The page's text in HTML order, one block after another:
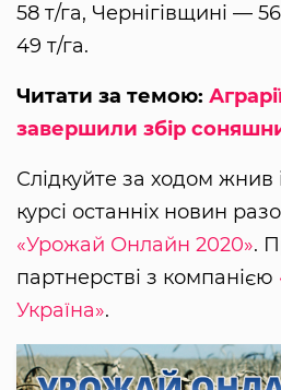
58 т/га, Чернігівщині —
49 т/га.
Читати за темою:
завершили збір
Слідкуйте за ходом жнив
курсі останніх новин
«Урожай Онлайн 2020».
партнерстві з компанією
Україна».